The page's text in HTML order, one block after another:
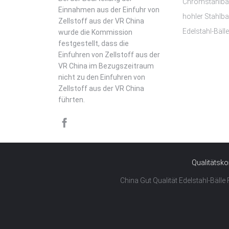
Einnahmen aus der Einfuhr von
Zellstoff aus der VR China
wurde die Kommission
festgestellt, dass die
Einfuhren von Zellstoff aus der
VR China im Bezugszeitraum
nicht zu den Einfuhren von
Zellstoff aus der VR China
führten.
Edelstahl-Bälle
hohler Stahlball
China Gut Qualität Edelstahl-